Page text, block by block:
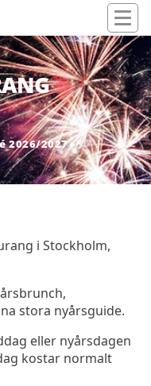
2026/2027
i Stockholm,
stora nyårsguide.
eller nyårsdagen
kostar normalt